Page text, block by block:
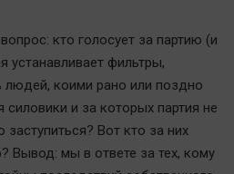
кто голосует за партию (и
устанавливает фильтры,
коими рано или поздно
силовики и за которых партия не
Вот кто за них
Вывод: мы в ответе за тех, кому